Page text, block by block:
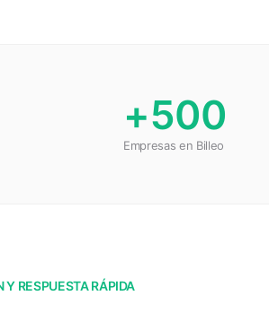
+500
Empresas en Billeo
Y RESPUESTA RÁPIDA